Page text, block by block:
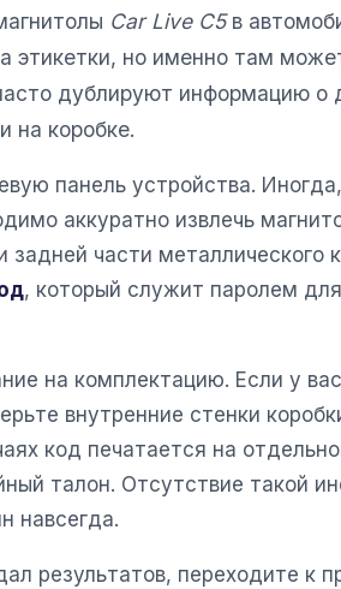
Car Live C5в
этикетки, но именно там
дублируют информацию о
на коробке.
панель устройства.
аккуратно извлечь
задней части металлического
, который служит паролем
на комплектацию. Если у
внутренние стенки
код печатается на
талон. Отсутствие такой
навсегда.
результатов, переходите к